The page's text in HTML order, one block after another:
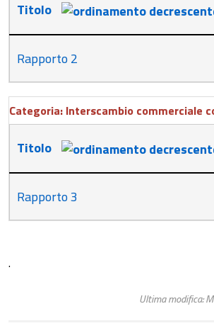
Titolo
Rapporto 2
Categoria: Interscambio commerciale
Titolo
Rapporto 3
.
Ultima modifica: